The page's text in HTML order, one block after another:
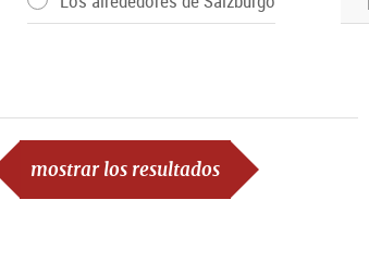
mostrar los resultados